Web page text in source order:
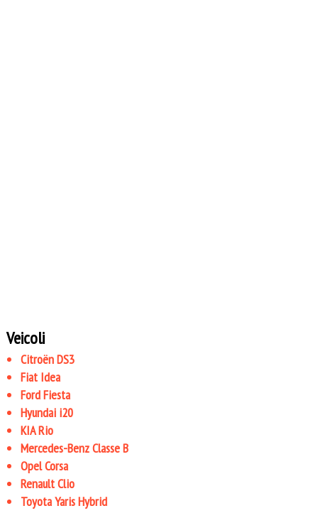
Veicoli
Citroën DS3
Fiat Idea
Ford Fiesta
Hyundai i20
KIA Rio
Mercedes-Benz Classe B
Opel Corsa
Renault Clio
Toyota Yaris Hybrid